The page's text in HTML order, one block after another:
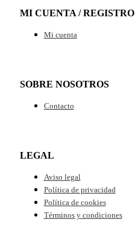
MI CUENTA / REGISTRO
Mi cuenta
SOBRE NOSOTROS
Contacto
LEGAL
Aviso legal
Política de privacidad
Política de cookies
Términos y condiciones